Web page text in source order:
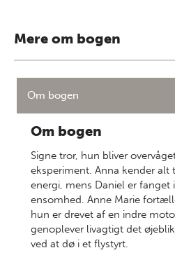
Mere om bogen
Om bogen
Om bogen
Signe tror, hun bliver
eksperiment. Anna kender alt
energi, mens Daniel er fanget
ensomhed. Anne Marie
hun er drevet af en indre
genoplever livagtigt det
ved at dø i et flystyrt.